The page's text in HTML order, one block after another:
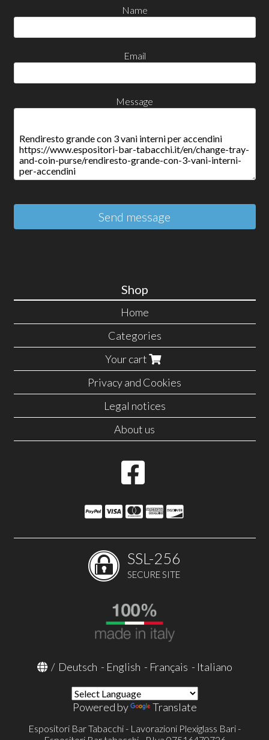
Name
Email
Message
Send message
Shop
Home
Categories
Your cart
Privacy and Cookies
Legal notices
About us
SSL-256
SECURE SITE
/ Deutsch - English - Français - Italiano
Powered by Translate
Espositori Bar Tabacchi - Lavorazioni Plexiglass Bari -